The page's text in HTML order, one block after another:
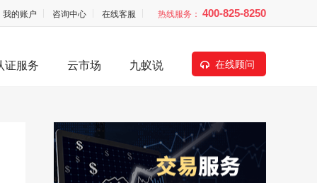
我的账户 咨询中心 在线客服 热线服务： 400-825-8250
在线顾问
证服务 云市场 九蚁说